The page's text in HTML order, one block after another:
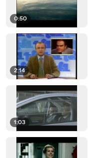
0:50
2:14
1:03